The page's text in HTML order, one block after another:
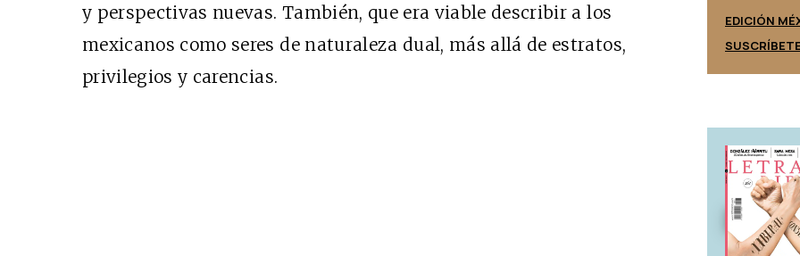
y perspectivas nuevas. También, que era viable describir a los
mexicanos como seres de naturaleza dual, más allá de estratos,
privilegios y carencias.
EDICIÓN MÉXICO
SUSCRÍBETE
EDICIÓN ESPAÑA
SUSCRÍBETE
EDICIÓN